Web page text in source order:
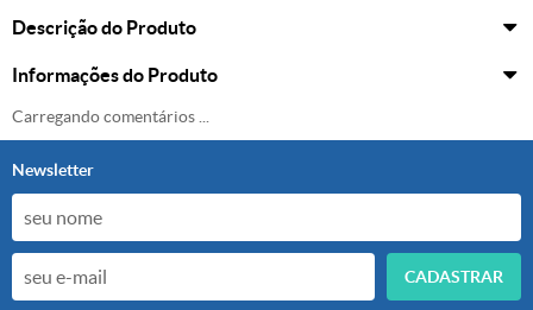
Descrição do Produto
Informações do Produto
Carregando comentários ...
Newsletter
CADASTRAR